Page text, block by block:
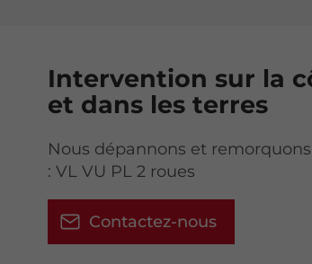
Intervention sur la
et dans les terres
Nous dépannons et
: VL VU PL 2 roues
Contactez-nous